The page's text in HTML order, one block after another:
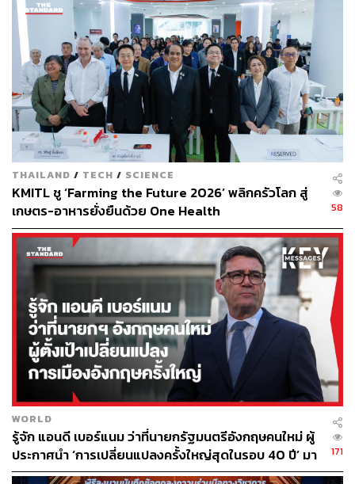
ทั้งนี้ หน่วยงานภาครัฐและเอกชนทั่วประเทศที่สนใจ และ
ต้องการนำไปใช้ตรวจเก็บตัวอย่างโรคโควิด-19 สามารถ
ติดต่อศูนย์รวมนวัตกรรม KMITL GO FIGHT COVID-19
ดำเนินงานโดยสำนักงานบริหารงานวิจัยและนวัตกรรม
พระจอมเกล้าลาดกระบัง (KRIS) LINE ID: @825adigj โทร.
08 0986 1242, 08 5382 0960 หรือ 09 1812 0416 หรืออีเมล
kannika.li@kmitl.ac.th
และสำหรับผู้ที่สนใจสมทบทุนการ
บริจาคเพื่อต่อยอดการผลิต และแจกจ่ายนวัตกรรมสู้โควิด-19
ให้แก่โรงพยาบาลทั่วประเทศ สามารถร่วมบริจาคได้ที่
ธนาคารกรุงไทย ชื่อบัญชี สจล. นวัตกรรมสู้ COVID-19 เลข
ที่บัญชี 693-031-750-0
พิสูจน์อักษร: ลักษณ์นารา พักตร์เพียงจันทร์
ห้ามพลาด! ฟอรัมที่เจาะลึก New Normal ที่ใหญ่ที่สุดในเมือง
ไทย จากวิทยากรระดับประเทศ 40 คน ซื้อบัตรงาน THE
STANDARD ECONOMIC FORUM ที่
https://www.eventpo
p.me/e/8705-economic-forum
TAGS: สถาบันเทคโนโลยีพระจอมเกล้าเจ้าคุณทหารลาดกระบัง
รถตู้
THAILAND / TECH / SCIENCE
KMITL ชู ‘Farming the Future 2026’ พลิกครัวโลก สู่
เกษตร-อาหารยั่งยืนด้วย One Health
58
WORLD
รู้จัก แอนดี เบอร์แนม ว่าที่นายกรัฐมนตรีอังกฤษคนใหม่ ผู้
ประกาศนำ ‘การเปลี่ยนแปลงครั้งใหญ่สุดในรอบ 40 ปี’ มา
สู่การเมืองอังกฤษ
171